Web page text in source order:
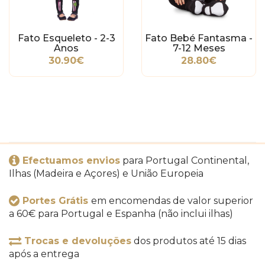
Fato Esqueleto - 2-3
Anos
30.90€
Fato Bebé Fantasma -
7-12 Meses
28.80€
Efectuamos envios para Portugal Continental,
Ilhas (Madeira e Açores) e União Europeia
Portes Grátis em encomendas de valor superior
a 60€ para Portugal e Espanha (não inclui ilhas)
Trocas e devoluções dos produtos até 15 dias
após a entrega